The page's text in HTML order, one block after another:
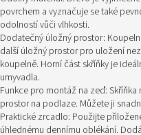
povrchem a vyznačuje se také
odolností vůči vlhkosti.
Dodatečný úložný prostor:
další úložný prostor pro uložení
koupelně. Horní část skříňky je
umyvadla.
Funkce pro montáž na zeď:
prostor na podlaze. Můžete ji
Praktické zrcadlo: Použijte
úhlednému dennímu oblékání.